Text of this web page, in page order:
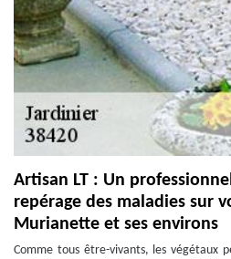
Artisan LT : Un
repérage des maladies sur
Murianette et ses environs
Comme tous être-vivants, les végétaux